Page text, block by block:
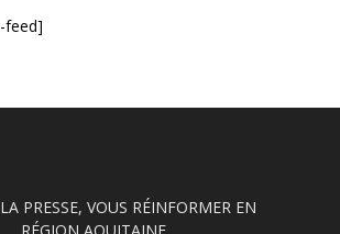
feed]
PRESSE, VOUS RÉINFORMER EN